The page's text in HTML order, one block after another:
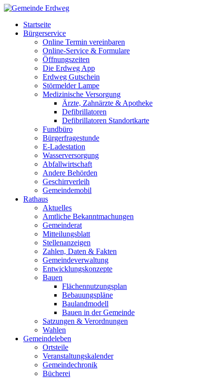
Startseite
Bürgerservice
Online Termin vereinbaren
Online-Service & Formulare
Öffnungszeiten
Die Erdweg App
Erdweg Gutschein
Störmelder Lampe
Medizinische Versorgung
Ärzte, Zahnärzte & Apotheke
Defibrillatoren
Defibrillatoren Standortkarte
Fundbüro
Bürgerfragestunde
E-Ladestation
Wasserversorgung
Abfallwirtschaft
Andere Behörden
Geschirrverleih
Gemeindemobil
Rathaus
Aktuelles
Amtliche Bekanntmachungen
Gemeinderat
Mitteilungsblatt
Stellenanzeigen
Zahlen, Daten & Fakten
Gemeindeverwaltung
Entwicklungskonzepte
Bauen
Flächennutzungsplan
Bebauungspläne
Baulandmodell
Bauen in der Gemeinde
Satzungen & Verordnungen
Wahlen
Gemeindeleben
Ortsteile
Veranstaltungskalender
Gemeindechronik
Bücherei